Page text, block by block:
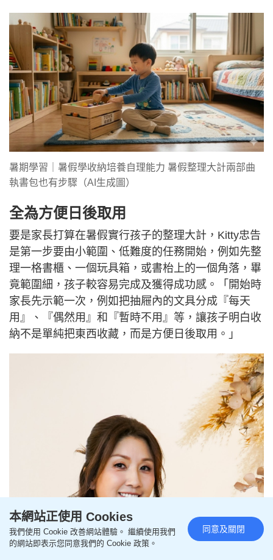
暑期學習｜暑假學收納培養自理能力 暑假整理大計兩部曲
執書包也有步驟（AI生成圖）
全為方便日後取用
要是家長打算在暑假實行孩子的整理大計，Kitty忠告
是第一步要由小範圍、低難度的任務開始，例如先整
理一格書櫃、一個玩具箱，或書枱上的一個角落，畢
竟範圍細，孩子較容易完成及獲得成功感。「開始時
家長先示範一次，例如把抽屜內的文具分成『每天
用』、『偶然用』和『暫時不用』等，讓孩子明白收
納不是單純把東西收藏，而是方便日後取用。」
本網站正使用 Cookies
我們使用 Cookie 改善網站體驗。 繼續使用我們
的網站即表示您同意我們的 Cookie 政策。
同意及關閉